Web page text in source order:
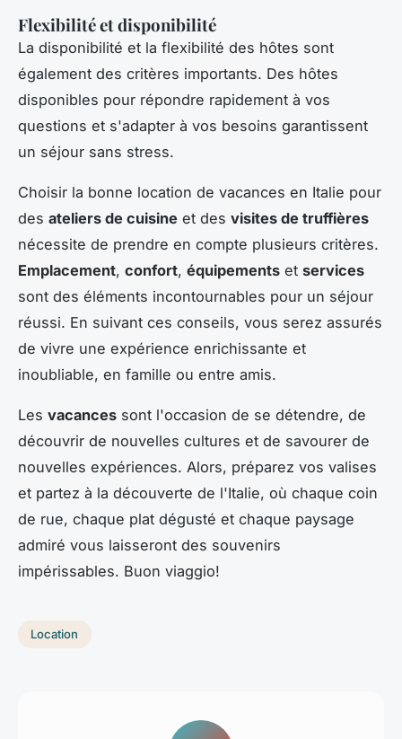
Flexibilité et disponibilité
La disponibilité et la flexibilité des hôtes sont
également des critères importants. Des hôtes
disponibles pour répondre rapidement à vos
questions et s'adapter à vos besoins garantissent
un séjour sans stress.
Choisir la bonne location de vacances en Italie pour
des ateliers de cuisine et des visites de truffières
nécessite de prendre en compte plusieurs critères.
Emplacement, confort, équipements et services
sont des éléments incontournables pour un séjour
réussi. En suivant ces conseils, vous serez assurés
de vivre une expérience enrichissante et
inoubliable, en famille ou entre amis.
Les vacances sont l'occasion de se détendre, de
découvrir de nouvelles cultures et de savourer de
nouvelles expériences. Alors, préparez vos valises
et partez à la découverte de l'Italie, où chaque coin
de rue, chaque plat dégusté et chaque paysage
admiré vous laisseront des souvenirs
impérissables. Buon viaggio!
Location